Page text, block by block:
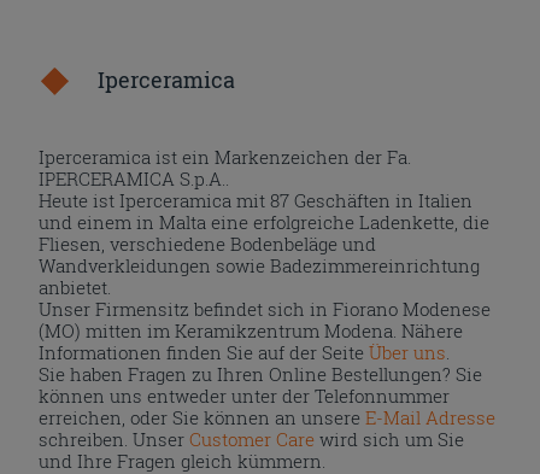
Iperceramica
Iperceramica ist ein Markenzeichen der Fa.
IPERCERAMICA S.p.A..
Heute ist Iperceramica mit 87 Geschäften in Italien
und einem in Malta eine erfolgreiche Ladenkette, die
Fliesen, verschiedene Bodenbeläge und
Wandverkleidungen sowie Badezimmereinrichtung
anbietet.
Unser Firmensitz befindet sich in Fiorano Modenese
(MO) mitten im Keramikzentrum Modena. Nähere
Informationen finden Sie auf der Seite Über uns
Sie haben Fragen zu Ihren Online Bestellungen? Sie
können uns entweder unter der Telefonnummer
erreichen, oder Sie können an unsereE-Mail Adresse
schreiben. UnserCustomer Care wird sich um Sie
und Ihre Fragen gleich kümmern.